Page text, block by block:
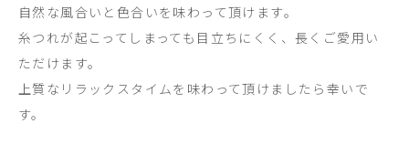
自然な風合いと色合いを味わって頂けます。
糸つれが起こってしまっても目立ちにくく、長くご愛用い
ただけます。
上質なリラックスタイムを味わって頂けましたら幸いで
す。